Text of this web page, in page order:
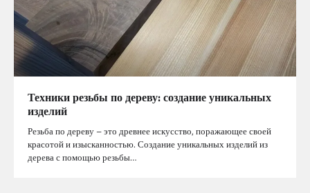
Техники резьбы по дереву: создание уникальных
изделий
Резьба по дереву – это древнее искусство, поражающее своей
красотой и изысканностью. Создание уникальных изделий из
дерева с помощью резьбы…